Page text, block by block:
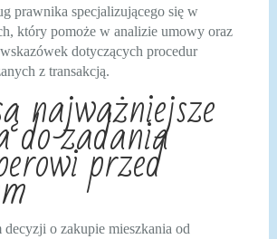
prawnika specjalizującego się w
który pomoże w analizie umowy oraz
dotyczących procedur
z transakcją.
najważniejsze
zadania
przed
decyzji o zakupie mieszkania od